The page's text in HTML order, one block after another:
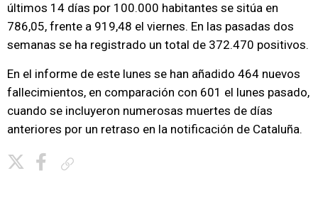
últimos 14 días por 100.000 habitantes se sitúa en
786,05, frente a 919,48 el viernes. En las pasadas dos
semanas se ha registrado un total de 372.470 positivos.
En el informe de este lunes se han añadido 464 nuevos
fallecimientos, en comparación con 601 el lunes pasado,
cuando se incluyeron numerosas muertes de días
anteriores por un retraso en la notificación de Cataluña.